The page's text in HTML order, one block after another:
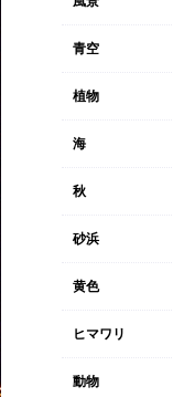
青空
植物
海
秋
砂浜
黄色
ヒマワリ
動物